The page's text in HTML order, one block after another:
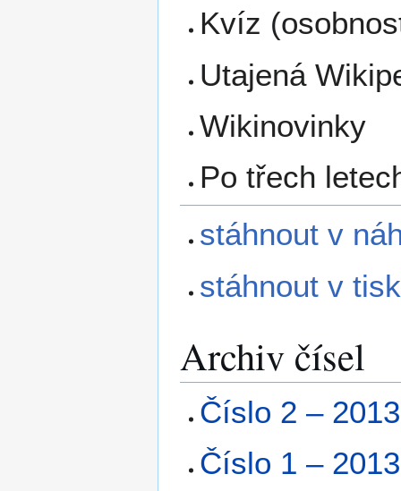
Kvíz
Utajená
Wikinovinky
Po třech
stáhnout v
stáhnout v
Archiv čísel
Číslo 2 – 2013
Číslo 1 – 2013